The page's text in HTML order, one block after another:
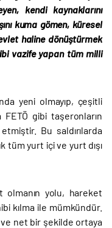
kendi kaynaklarını
kuma gömen, küresel
haline dönüştürmek
vazife yapan tüm milli
yeni olmayıp, çeşitli
gibi taşeronların
Bu saldırılarda
tüm yurt içi ve yurt dışı
olmanın yolu, hareket
kılma ile mümkündür.
ve net bir şekilde ortaya